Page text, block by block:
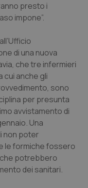
presto i
impone”.
di una nuova
che tre infermieri
cui anche gli
sono
per presunta
avvistamento di
Una
non poter
le formiche fossero
che potrebbero
dei sanitari.
www.quotidianosanita.it